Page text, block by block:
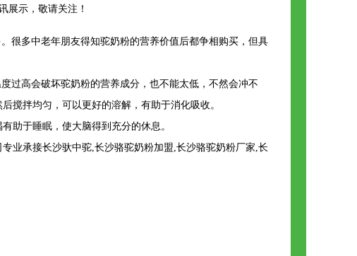
展示，敬请关注！
很多中老年朋友得知驼奶粉的营养价值后都争相购买，但具
过高会破坏驼奶粉的营养成分，也不能太低，不然会冲不
搅拌均匀，可以更好的溶解，有助于消化吸收。
助于睡眠，使大脑得到充分的休息。
业承接长沙驮中驼,长沙骆驼奶粉加盟,长沙骆驼奶粉厂家,长